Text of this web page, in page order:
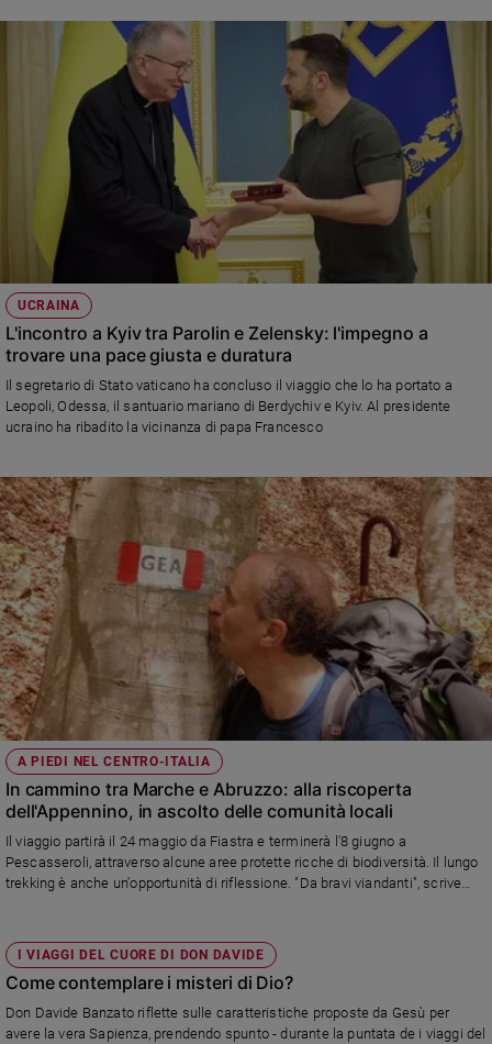
accrescere le opportunita' di lavoro dignitoso». Il discorso integrale alle
UCRAINA
L'incontro a Kyiv tra Parolin e Zelensky: l'impegno a
trovare una pace giusta e duratura
Il segretario di Stato vaticano ha concluso il viaggio che lo ha portato a
Leopoli, Odessa, il santuario mariano di Berdychiv e Kyiv. Al presidente
ucraino ha ribadito la vicinanza di papa Francesco
A PIEDI NEL CENTRO-ITALIA
In cammino tra Marche e Abruzzo: alla riscoperta
dell'Appennino, in ascolto delle comunità locali
Il viaggio partirà il 24 maggio da Fiastra e terminerà l'8 giugno a
Pescasseroli, attraverso alcune aree protette ricche di biodiversità. Il lungo
trekking è anche un'opportunità di riflessione. "Da bravi viandanti", scrive
ritemprarci nello spirito e cogliere tutta la ricchezza che spesso sfugge allo
sguardo disattendo di un turismo mordi e fuggi"
I VIAGGI DEL CUORE DI DON DAVIDE
Come contemplare i misteri di Dio?
Don Davide Banzato riflette sulle caratteristiche proposte da Gesù per
avere la vera Sapienza, prendendo spunto - durante la puntata de i viaggi del